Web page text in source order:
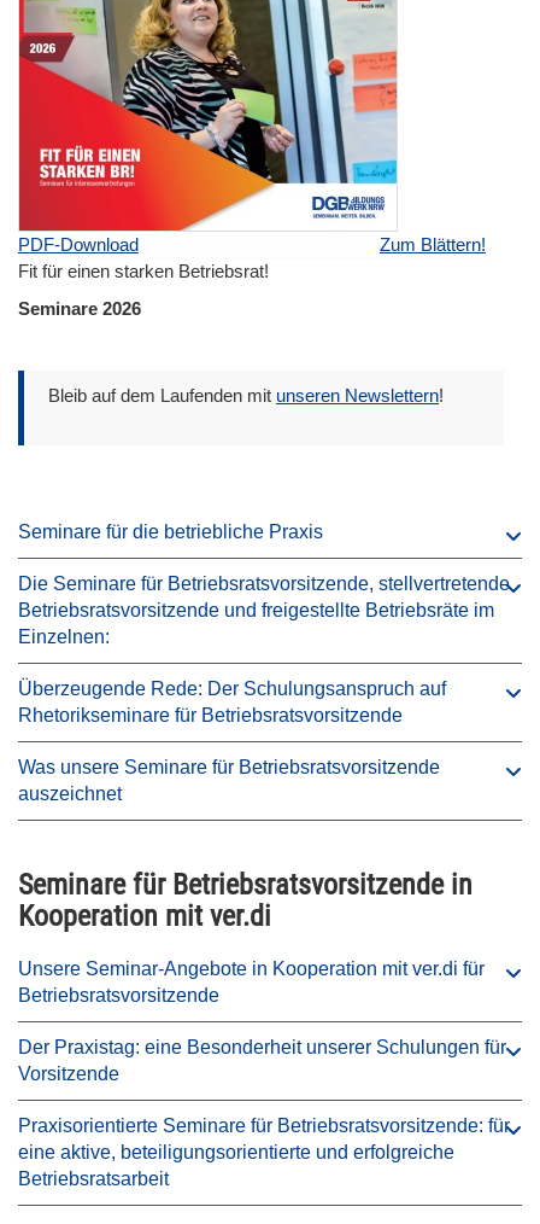
PDF-Download
Zum Blättern!
Fit für einen starken Betriebsrat!
Seminare 2026
Bleib auf dem Laufenden mit unseren Newslettern!
Seminare für die betriebliche Praxis
Die Seminare für Betriebsratsvorsitzende, stellvertretende
Betriebsratsvorsitzende und freigestellte Betriebsräte im
Einzelnen:
Überzeugende Rede: Der Schulungsanspruch auf
Rhetorikseminare für Betriebsratsvorsitzende
Was unsere Seminare für Betriebsratsvorsitzende
auszeichnet
Seminare für Betriebsratsvorsitzende in
Kooperation mit ver.di
Unsere Seminar-Angebote in Kooperation mit ver.di für
Betriebsratsvorsitzende
Der Praxistag: eine Besonderheit unserer Schulungen für
Vorsitzende
Praxisorientierte Seminare für Betriebsratsvorsitzende: für
eine aktive, beteiligungsorientierte und erfolgreiche
Betriebsratsarbeit